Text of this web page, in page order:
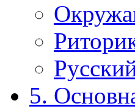
5.